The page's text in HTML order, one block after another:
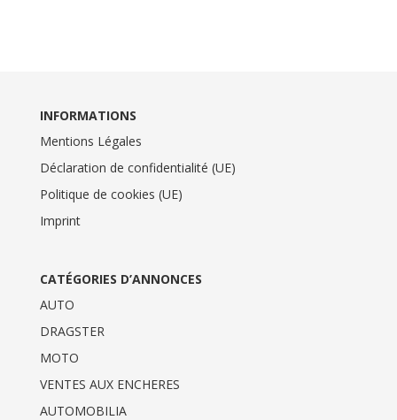
INFORMATIONS
Mentions Légales
Déclaration de confidentialité (UE)
Politique de cookies (UE)
Imprint
CATÉGORIES D’ANNONCES
AUTO
DRAGSTER
MOTO
VENTES AUX ENCHERES
AUTOMOBILIA